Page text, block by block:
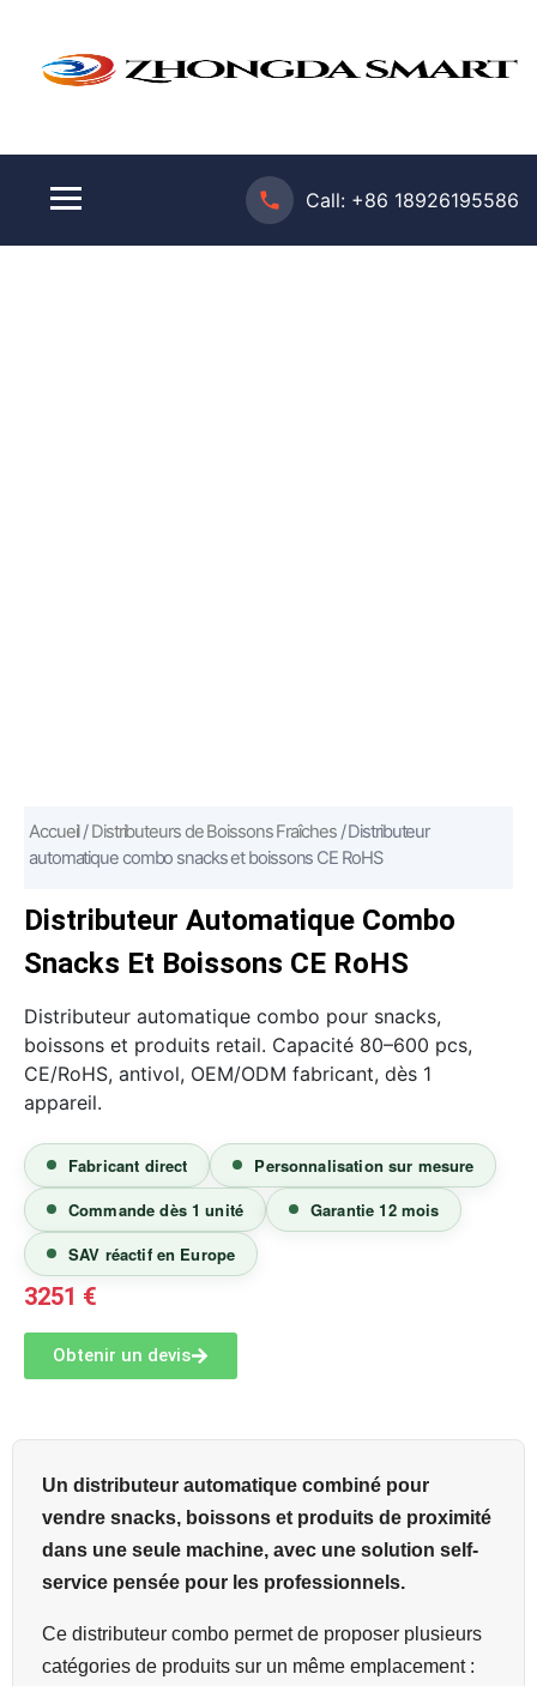
Call: +86 18926195586
Accueil/Distributeurs de Boissons Fraîches/ Distributeur
automatique combo snacks et boissons CE RoHS
Distributeur Automatique Combo
Snacks Et Boissons CE RoHS
Distributeur automatique combo pour snacks,
boissons et produits retail. Capacité 80–600 pcs,
CE/RoHS, antivol, OEM/ODM fabricant, dès 1
appareil.
Fabricant direct
Personnalisation sur mesure
Commande dès 1 unité
Garantie 12 mois
SAV réactif en Europe
3251 €
Obtenir un devis
Un distributeur automatique combiné pour
vendre snacks, boissons et produits de proximité
dans une seule machine, avec une solution self-
service pensée pour les professionnels.
Ce distributeur combo permet de proposer plusieurs
catégories de produits sur un même emplacement :